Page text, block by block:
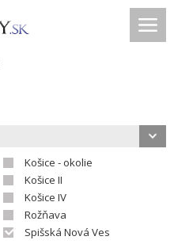
Košice - okolie
Košice II
Košice IV
Rožňava
Spišská Nová Ves